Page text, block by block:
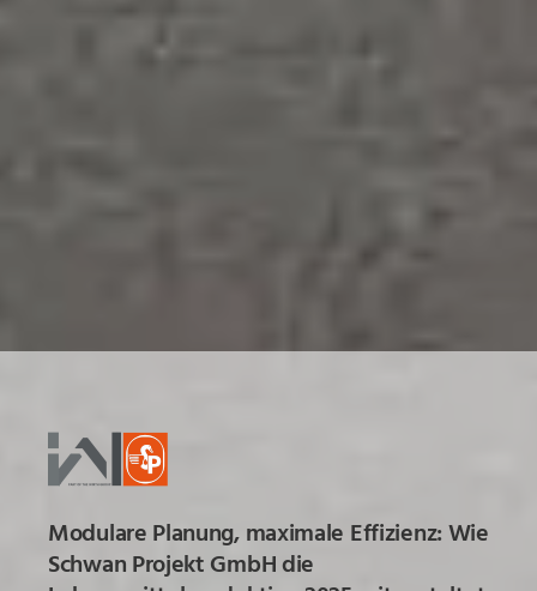
Modulare Planung, maximale Effizienz: Wie
Schwan Projekt GmbH die